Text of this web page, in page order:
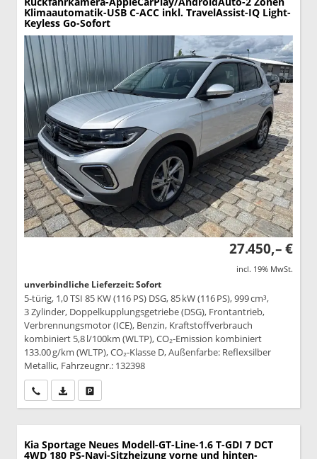
Klimaautomatik-USB C-ACC inkl. TravelAssist-IQ Light-
Keyless Go-Sofort
27.450,– €
incl. 19% MwSt.
unverbindliche Lieferzeit: Sofort
5-türig, 1,0 TSI 85 KW (116 PS) DSG, 85 kW (116 PS), 999 cm³,
3 Zylinder, Doppelkupplungsgetriebe (DSG), Frontantrieb,
Verbrennungsmotor (ICE), Benzin, Kraftstoffverbrauch
kombiniert 5,8 l/100km (WLTP), CO₂-Emission kombiniert
133.00 g/km (WLTP), CO₂-Klasse D, Außenfarbe: Reflexsilber
Metallic, Fahrzeugnr.: 132398
Wir rufen Sie anPDF-Datei, Fahrzeugexposé drucken
Kia Sportage Neues Modell-GT-Line-1.6 T-GDI 7 DCT
4WD 180 PS-Navi-Sitzheizung vorne und hinten-